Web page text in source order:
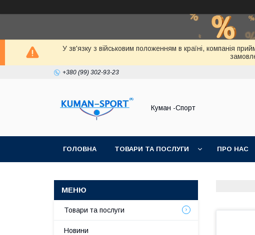
У зв'язку з військовим положенням в країні, компанія
+380 (99) 302-93-23
Куман -Спорт
ГОЛОВНА ТОВАРИ ТА ПОСЛУГИ ПРО НАС
Товари та послуги
Новини